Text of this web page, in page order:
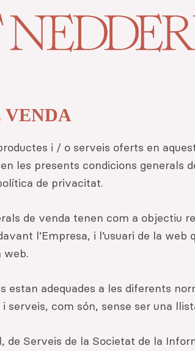
VENDA
i / o serveis oferts en
les presents condicions generals
de privacitat.
de venda tenen com a objectiu
l’Empresa, i l’usuari de la
web.
estan adequades a les diferents
serveis, com són, sense ser una
de Serveis de la Societat de la